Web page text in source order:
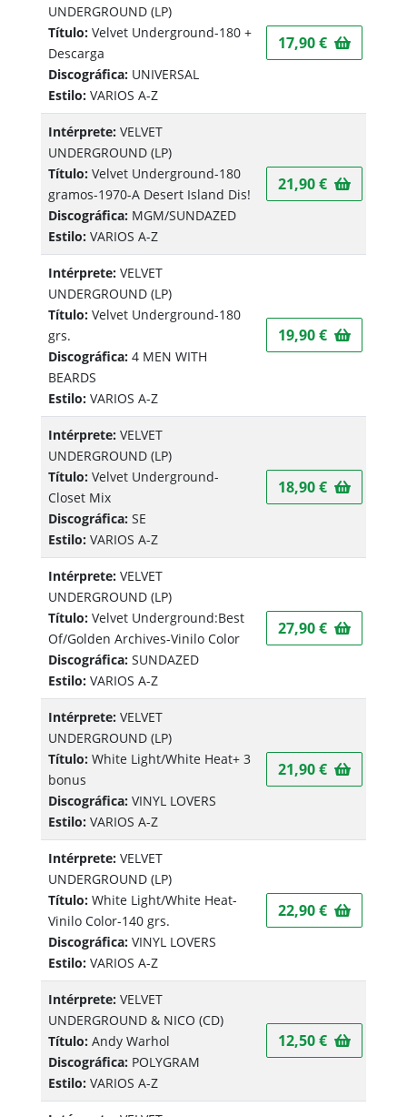
UNDERGROUND(LP)
Título:Velvet Underground-180 +
Descarga
Discográfica:UNIVERSAL
Estilo:VARIOS A-Z
17,90 €
Intérprete:VELVET
UNDERGROUND(LP)
Título:Velvet Underground-180
gramos-1970-A Desert Island Dis!
Discográfica:MGM/SUNDAZED
Estilo:VARIOS A-Z
21,90 €
Intérprete:VELVET
UNDERGROUND(LP)
Título:Velvet Underground-180
grs.
Discográfica:4 MEN WITH
BEARDS
Estilo:VARIOS A-Z
19,90 €
Intérprete:VELVET
UNDERGROUND(LP)
Título:Velvet Underground-
Closet Mix
Discográfica:SE
Estilo:VARIOS A-Z
18,90 €
Intérprete:VELVET
UNDERGROUND(LP)
Título:Velvet Underground:Best
Of/Golden Archives-Vinilo Color
Discográfica:SUNDAZED
Estilo:VARIOS A-Z
27,90 €
Intérprete:VELVET
UNDERGROUND(LP)
Título:White Light/White Heat+ 3
bonus
Discográfica:VINYL LOVERS
Estilo:VARIOS A-Z
21,90 €
Intérprete:VELVET
UNDERGROUND(LP)
Título:White Light/White Heat-
Vinilo Color-140 grs.
Discográfica:VINYL LOVERS
Estilo:VARIOS A-Z
22,90 €
Intérprete:VELVET
UNDERGROUND & NICO (CD)
Título:Andy Warhol
Discográfica:POLYGRAM
Estilo:VARIOS A-Z
12,50 €